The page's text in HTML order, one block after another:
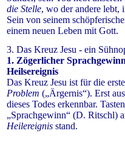
die Stelle, wo der andere lebt,
Sein von seinem
einem neuen Leben mit Gott.
3. Das Kreuz Jesu - ein
1. Zögerlicher
Heilsereignis
Das Kreuz Jesu ist für die
Problem („Ärgernis“). Erst
dieses Todes erkennbar.
„Sprachgewinn“ (D. Ritschl)
Heilereignis stand.